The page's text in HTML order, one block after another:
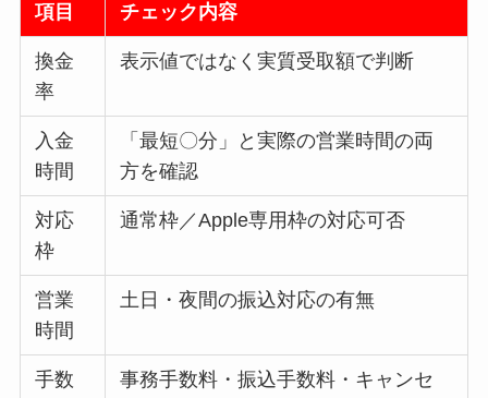
項目 チェック内容
換金
率
表示値ではなく実質受取額で判断
入金
時間
「最短〇分」と実際の営業時間の両
方を確認
対応
枠
通常枠／Apple専用枠の対応可否
営業
時間
土日・夜間の振込対応の有無
手数
事務手数料・振込手数料・キャンセ